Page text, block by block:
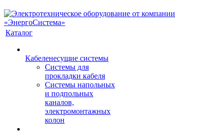
Каталог
Кабеленесущие системы
Системы для
прокладки кабеля
Системы напольных
и подпольных
каналов,
электромонтажных
колон